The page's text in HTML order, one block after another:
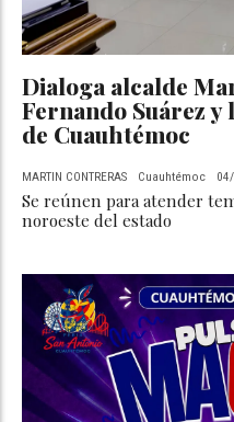
Dialoga alcalde
Fernando Suárez
de Cuauhtémoc
MARTIN CONTRERAS Cuauhtémoc
Se reúnen para atender
noroeste del estado